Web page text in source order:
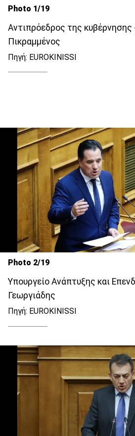
Photo 1/19
Αντιπρόεδρος της
Πικραμμένος
Πηγή: EUROKINISSI
Photo 2/19
Υπουργείο Ανάπτυξης και
Γεωργιάδης
Πηγή: EUROKINISSI